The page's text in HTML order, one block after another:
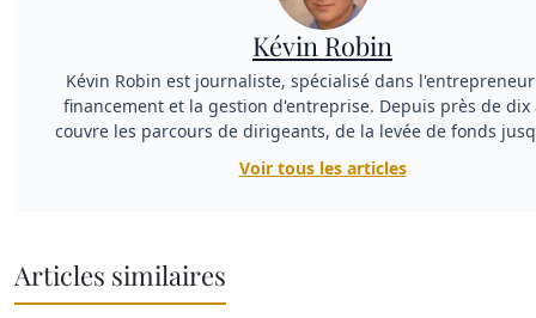
Kévin Robin
Kévin Robin est journaliste, spécialisé dans
financement et la gestion d'entreprise. Depuis près de dix
couvre les parcours de dirigeants, de la levée de fonds
Voir tous les articles
Articles similaires